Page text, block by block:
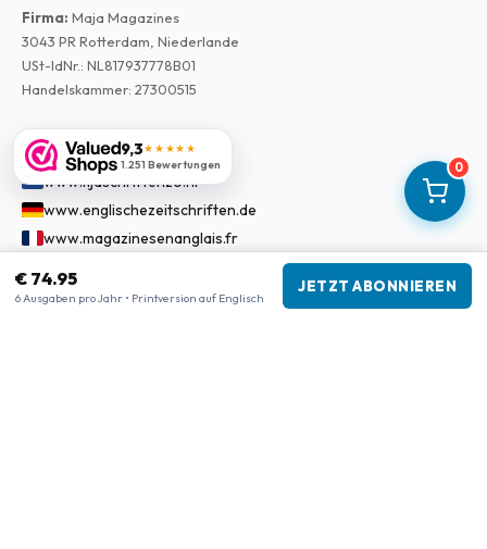
0
€ 74.95
6 Ausgaben pro Jahr • Printversion auf Englisch
JETZT ABONNIEREN
9,3★★★★★
1.251 Bewertungen
Firma: Maja Magazines
3043 PR Rotterdam, Niederlande
USt-IdNr.: NL817937778B01
Handelskammer: 27300515
Unsere Shops
www.tijdschriftenzo.nl
www.englischezeitschriften.de
www.magazinesenanglais.fr
www.papermagazines.com